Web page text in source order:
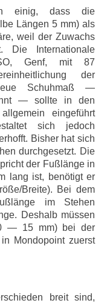
einig, dass die
Längen 5 mm) als
weil der Zuwachs
Die Internationale
Genf, mit 87
der
Schuhmaß —
— sollte in den
eingeführt
sich jedoch
Bisher hat sich
durchgesetzt. Die
der Fußlänge in
lang ist, benötigt er
Breite). Bei dem
im Stehen
Deshalb müssen
— 15 mm) bei der
Mondopoint zuerst
breit sind,